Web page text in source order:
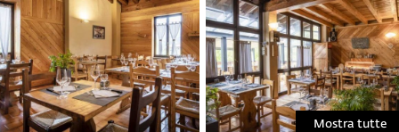
Mostra tutte